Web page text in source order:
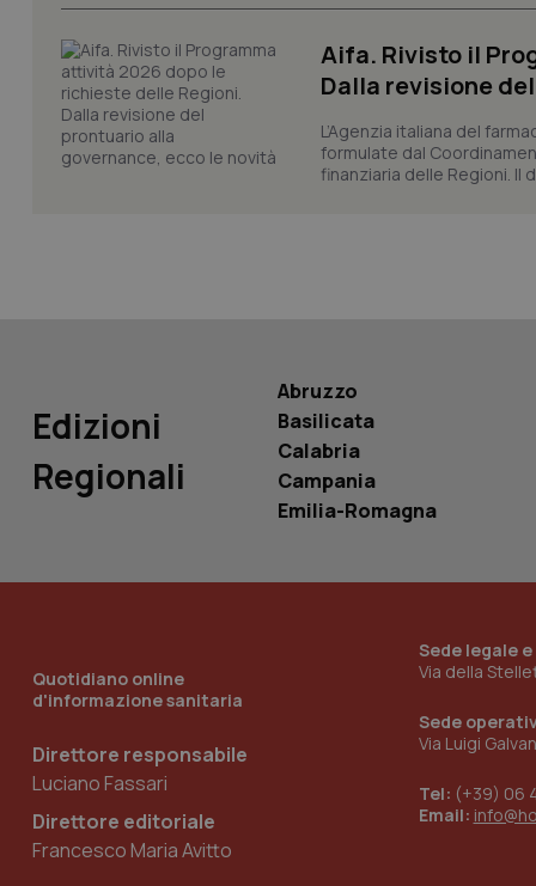
Aifa. Rivisto il
Dalla revisione
L’Agenzia italiana del
formulate dal
finanziaria delle Regioni. Il
Edizioni
Regionali
Abruzzo
Basilicata
Calabria
Campania
Emilia-Romagna
Quotidiano online
d'informazione sanitaria
Direttore responsabile
Luciano Fassari
Direttore editoriale
Francesco Maria Avitto
Sede legale
Via della
Sede
Via Luigi
Tel: (+39) 06
Email:
PHPSESSID
tracking-sites-
named-enable